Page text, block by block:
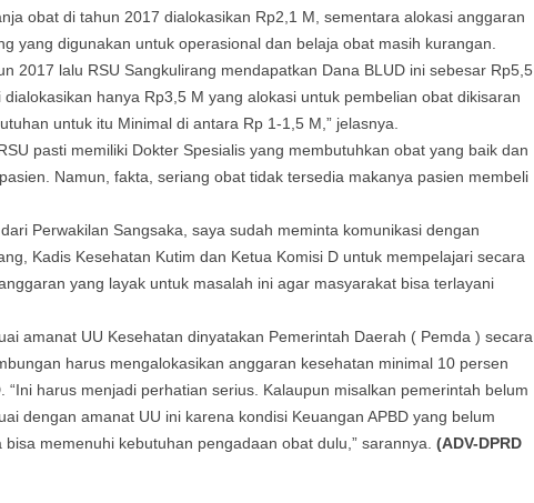
obat di tahun 2017 dialokasikan Rp2,1 M, sementara alokasi anggaran
yang digunakan untuk operasional dan belaja obat masih kurangan.
2017 lalu RSU Sangkulirang mendapatkan Dana BLUD ini sebesar Rp5,5
hanya Rp3,5 M yang alokasi untuk pembelian obat dikisaran
untuk itu Minimal di antara Rp 1-1,5 M,” jelasnya.
pasti memiliki Dokter Spesialis yang membutuhkan obat yang baik dan
Namun, fakta, seriang obat tidak tersedia makanya pasien membeli
Perwakilan Sangsaka, saya sudah meminta komunikasi dengan
Kadis Kesehatan Kutim dan Ketua Komisi D untuk mempelajari secara
yang layak untuk masalah ini agar masyarakat bisa terlayani
amanat UU Kesehatan dinyatakan Pemerintah Daerah ( Pemda ) secara
harus mengalokasikan anggaran kesehatan minimal 10 persen
“Ini harus menjadi perhatian serius. Kalaupun misalkan pemerintah belum
dengan amanat UU ini karena kondisi Keuangan APBD yang belum
memenuhi kebutuhan pengadaan obat dulu,” sarannya. (ADV-DPRD